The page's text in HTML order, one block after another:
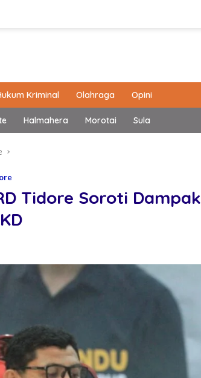
Kriminal Olahraga Opini
Halmahera Morotai Sula
Tidore Soroti Dampak